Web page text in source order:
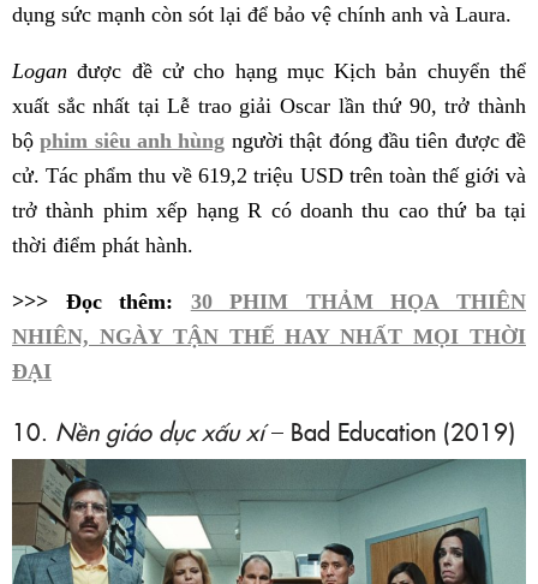
dụng sức mạnh còn sót lại để bảo vệ chính anh và Laura.
Logan được đề cử cho hạng mục Kịch bản chuyển thể
xuất sắc nhất tại Lễ trao giải Oscar lần thứ 90, trở thành
bộphim siêu anh hùng người thật đóng đầu tiên được đề
cử. Tác phẩm thu về 619,2 triệu USD trên toàn thế giới và
trở thành phim xếp hạng R có doanh thu cao thứ ba tại
thời điểm phát hành.
>>> Đọc thêm: 30 PHIM THẢM HỌA THIÊN
NHIÊN, NGÀY TẬN THẾ HAY NHẤT MỌI THỜI
ĐẠI
10. Nền giáo dục xấu xí– Bad Education (2019)